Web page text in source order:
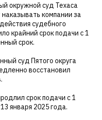
окружной суд Техаса
компании за
судебного
крайний срок подачи с 1
срок.
суд Пятого округа
восстановил
срок подачи с 1
января 2025 года.